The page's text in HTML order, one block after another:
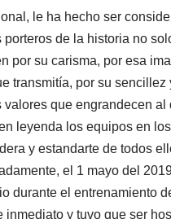
le ha hecho ser
porteros de la historia no
por su carisma, por esa
transmitía, por su sencillez
valores que engrandecen al
leyenda los equipos en
y estandarte de todos
el 1 mayo del
durante el entrenamiento
inmediato y tuvo que ser